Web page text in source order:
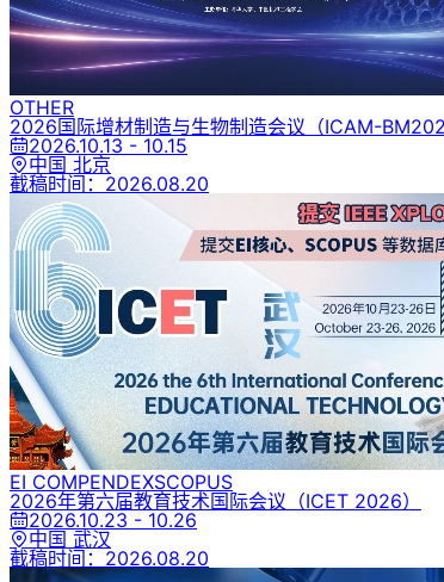
OTHER
2026国际增材制造与生物制造会议 （ICAM-
2026.10.13 - 10.15
中国 北京
截稿时间： 2026.08.20
EI COMPENDEXSCOPUS
2026年第六届教育技术国际会议 （ICET 2026）
2026.10.23 - 10.26
中国 武汉
截稿时间： 2026.08.20